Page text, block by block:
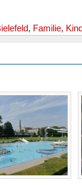
, Familie,